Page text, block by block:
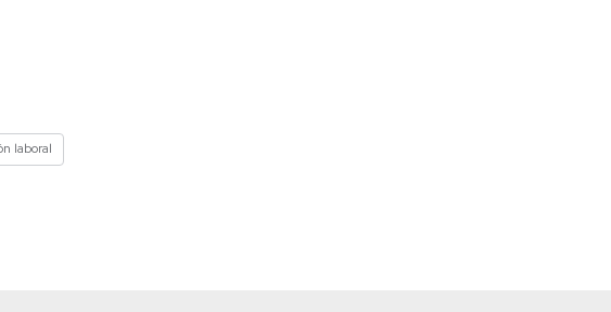
laboral